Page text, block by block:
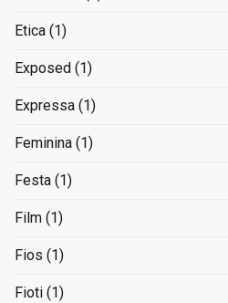
Etica (1)
Exposed (1)
Expressa (1)
Feminina (1)
Festa (1)
Film (1)
Fios (1)
Fioti (1)